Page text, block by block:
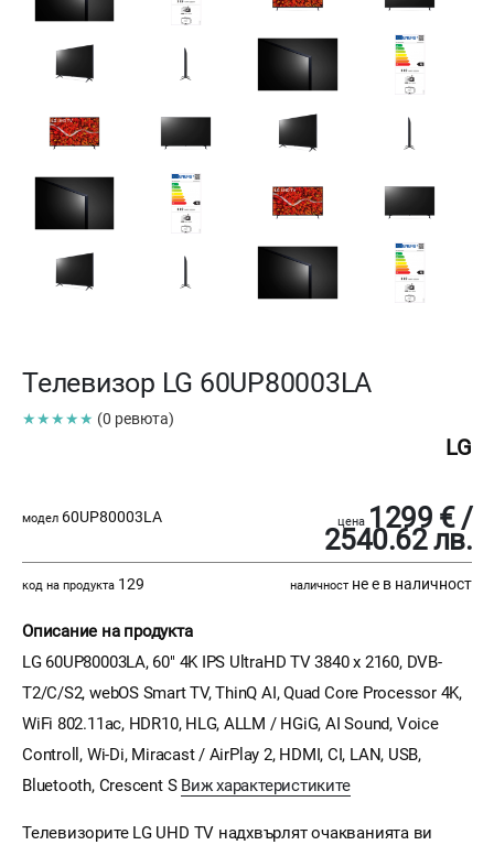
Телевизор LG 60UP80003LA
★★★★★ (0 ревюта)
LG
модел 60UP80003LA цена 1299 € /
2540.62 лв.
код на продукта 129 наличност не е в наличност
Описание на продукта
LG 60UP80003LA, 60" 4K IPS UltraHD TV 3840 x 2160, DVB-
T2/C/S2, webOS Smart TV, ThinQ AI, Quad Core Processor 4K,
WiFi 802.11ac, HDR10, HLG, ALLM / HGiG, AI Sound, Voice
Controll, Wi-Di, Miracast / AirPlay 2, HDMI, CI, LAN, USB,
Bluetooth, Crescent S Виж характеристиките
Телевизорите LG UHD TV надхвърлят очакванията ви